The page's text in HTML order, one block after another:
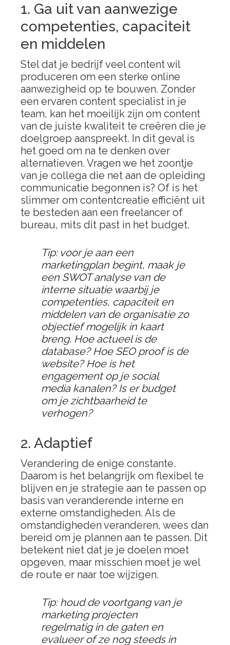
1. Ga uit van aanwezige
competenties, capaciteit
en middelen
Stel dat je bedrijf veel content wil
produceren om een sterke online
aanwezigheid op te bouwen. Zonder
een ervaren content specialist in je
team, kan het moeilijk zijn om content
van de juiste kwaliteit te creëren die je
doelgroep aanspreekt. In dit geval is
het goed om na te denken over
alternatieven. Vragen we het zoontje
van je collega die net aan de opleiding
communicatie begonnen is? Of is het
slimmer om contentcreatie efficiënt uit
te besteden aan een freelancer of
bureau, mits dit past in het budget.
Tip: voor je aan een
marketingplan begint, maak je
een SWOT analyse van de
interne situatie waarbij je
competenties, capaciteit en
middelen van de organisatie zo
objectief mogelijk in kaart
breng. Hoe actueel is de
database? Hoe SEO proof is de
website? Hoe is het
engagement op je social
media kanalen? Is er budget
om je zichtbaarheid te
verhogen?
2. Adaptief
Verandering de enige constante.
Daarom is het belangrijk om flexibel te
blijven en je strategie aan te passen op
basis van veranderende interne en
externe omstandigheden. Als de
omstandigheden veranderen, wees dan
bereid om je plannen aan te passen. Dit
betekent niet dat je je doelen moet
opgeven, maar misschien moet je wel
de route er naar toe wijzigen.
Tip: houd de voortgang van je
marketing projecten
regelmatig in de gaten en
evalueer of ze nog steeds in